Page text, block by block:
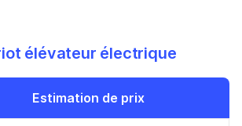
élévateur électrique
Estimation de prix